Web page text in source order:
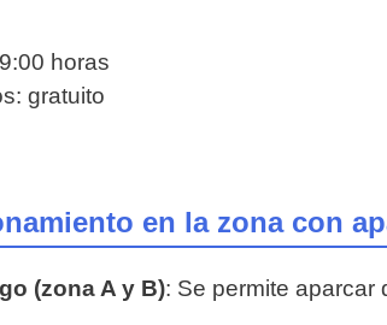
horas
gratuito
en la zona con
(zona A y B): Se permite aparcar